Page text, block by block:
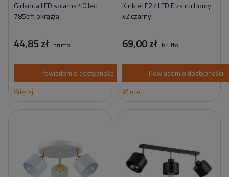
Girlanda LED solarna 40 led
785cm okrągła
44,85 zł brutto
Powiadom o dostępności
Więcej
Kinkiet E27 LED Elza ruchomy
x2 czarny
69,00 zł brutto
Powiadom o dostępności
Więcej